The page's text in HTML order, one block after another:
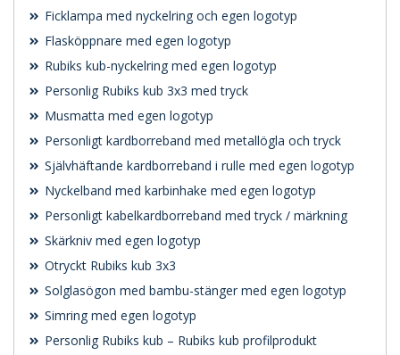
Ficklampa med nyckelring och egen logotyp
Flasköppnare med egen logotyp
Rubiks kub-nyckelring med egen logotyp
Personlig Rubiks kub 3x3 med tryck
Musmatta med egen logotyp
Personligt kardborreband med metallögla och tryck
Självhäftande kardborreband i rulle med egen logotyp
Nyckelband med karbinhake med egen logotyp
Personligt kabelkardborreband med tryck / märkning
Skärkniv med egen logotyp
Otryckt Rubiks kub 3x3
Solglasögon med bambu-stänger med egen logotyp
Simring med egen logotyp
Personlig Rubiks kub – Rubiks kub profilprodukt